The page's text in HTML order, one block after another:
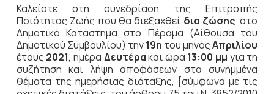
Καλείστε στη συνεδρίαση της Επιτροπής
Ποιότητας Ζωής που θα διεξαχθεί δια ζώσηςστο
Δημοτικό Κατάστημα στο Πέραμα (Αίθουσα του
Δημοτικού Συμβουλίου) την19η του μηνόςΑπριλίου
έτους 2021, ημέρα Δευτέρακαι ώρα 13:00 μμ για τη
συζήτηση και λήψη αποφάσεων στα συνημμένα
θέματα της ημερήσιας διάταξης, [σύμφωνα με τις